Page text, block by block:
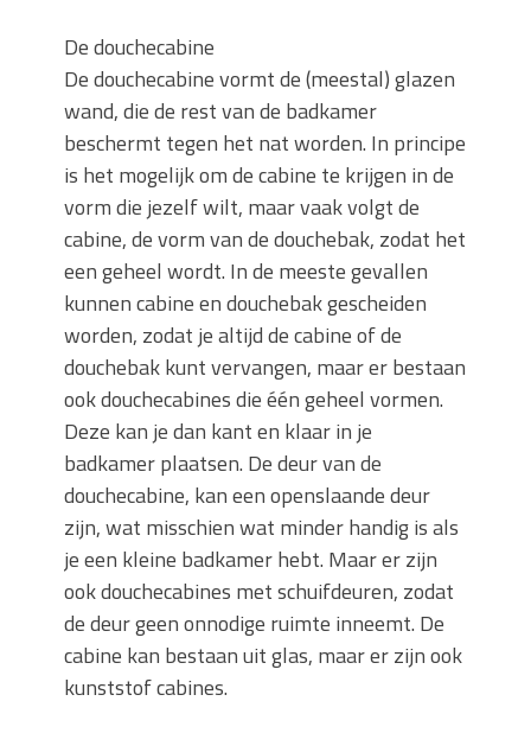
De douchecabine
De douchecabine vormt de (meestal) glazen
wand, die de rest van de badkamer
beschermt tegen het nat worden. In principe
is het mogelijk om de cabine te krijgen in de
vorm die jezelf wilt, maar vaak volgt de
cabine, de vorm van de douchebak, zodat het
een geheel wordt. In de meeste gevallen
kunnen cabine en douchebak gescheiden
worden, zodat je altijd de cabine of de
douchebak kunt vervangen, maar er bestaan
ook douchecabines die één geheel vormen.
Deze kan je dan kant en klaar in je
badkamer plaatsen. De deur van de
douchecabine, kan een openslaande deur
zijn, wat misschien wat minder handig is als
je een kleine badkamer hebt. Maar er zijn
ook douchecabines met schuifdeuren, zodat
de deur geen onnodige ruimte inneemt. De
cabine kan bestaan uit glas, maar er zijn ook
kunststof cabines.